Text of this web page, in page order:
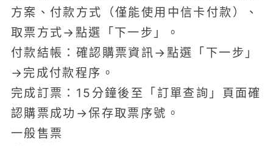
方案、付款方式（僅能使用中信卡付款）、
取票方式→點選「下一步」。
付款結帳：確認購票資訊→點選「下一步」
→完成付款程序。
完成訂票：15分鐘後至「訂單查詢」頁面確
認購票成功→保存取票序號。
一般售票